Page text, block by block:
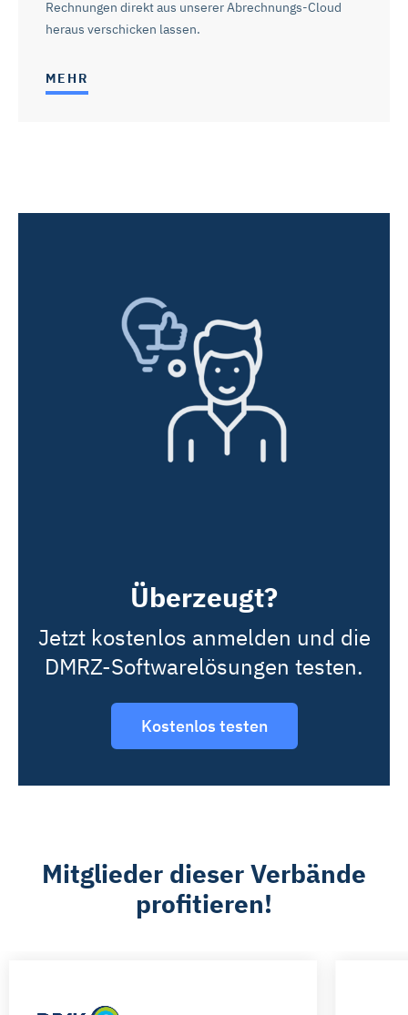
Rechnungen direkt aus unserer Abrechnungs-Cloud
heraus verschicken lassen.
MEHR
Überzeugt?
Jetzt kostenlos anmelden und die
DMRZ-Softwarelösungen testen.
Kostenlos testen
Mitglieder dieser Verbände
profitieren!